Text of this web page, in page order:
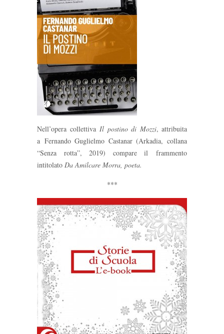
Nell’opera collettivaIl postino di Mozzi, attribuita
a Fernando Guglielmo Castanar (Arkadia, collana
“Senza rotta”, 2019) compare il frammento
intitolato Da Amilcare Morra, poeta.
***